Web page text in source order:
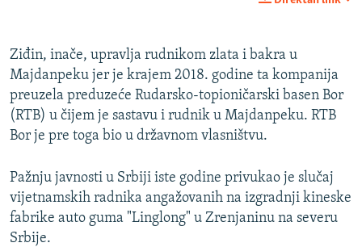
720p 1080p
720p
1080p
Ziđin, inače, upravlja rudnikom zlata i bakra u
Majdanpeku jer je krajem 2018. godine ta kompanija
preuzela preduzeće Rudarsko-topioničarski basen Bor
(RTB) u čijem je sastavu i rudnik u Majdanpeku. RTB
Bor je pre toga bio u državnom vlasništvu.
Pažnju javnosti u Srbiji iste godine privukao je slučaj
vijetnamskih radnika angažovanih na izgradnji kineske
fabrike auto guma "Linglong" u Zrenjaninu na severu
Srbije.